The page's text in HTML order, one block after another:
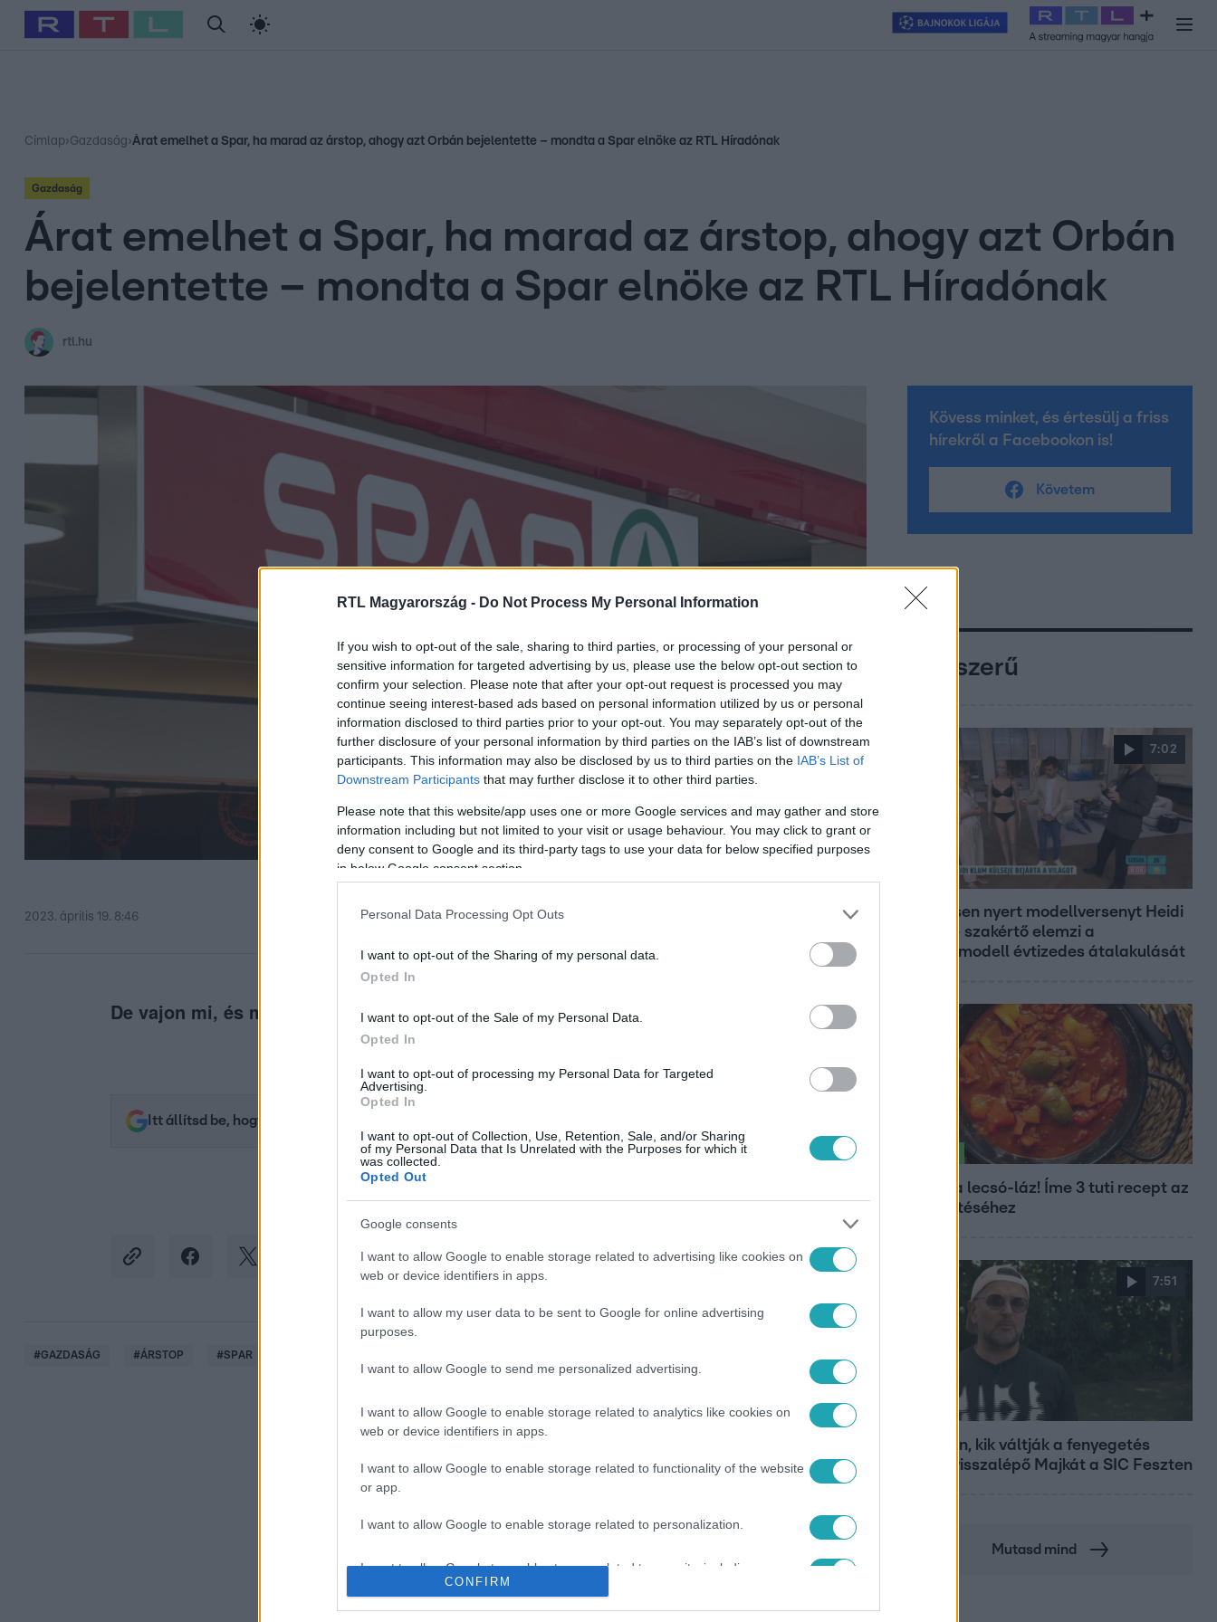
RTL Magyarország - Do Not Process My Personal Information
If you wish to opt-out of the sale, sharing to third parties, or processing of your personal or
sensitive information for targeted advertising by us, please use the below opt-out section to
confirm your selection. Please note that after your opt-out request is processed you may
continue seeing interest-based ads based on personal information utilized by us or personal
information disclosed to third parties prior to your opt-out. You may separately opt-out of the
further disclosure of your personal information by third parties on the IAB’s list of downstream
participants. This information may also be disclosed by us to third parties on the IAB’s List of
Downstream Participants that may further disclose it to other third parties.
Please note that this website/app uses one or more Google services and may gather and store
information including but not limited to your visit or usage behaviour. You may click to grant or
deny consent to Google and its third-party tags to use your data for below specified purposes
in below Google consent section.
Personal Data Processing Opt Outs
I want to opt-out of the Sharing of my personal data.
Opted In
I want to opt-out of the Sale of my Personal Data.
Opted In
I want to opt-out of processing my Personal Data for Targeted
Advertising.
Opted In
I want to opt-out of Collection, Use, Retention, Sale, and/or Sharing
of my Personal Data that Is Unrelated with the Purposes for which it
was collected.
Opted Out
Google consents
I want to allow Google to enable storage related to advertising like cookies on
web or device identifiers in apps.
I want to allow my user data to be sent to Google for online advertising
purposes.
I want to allow Google to send me personalized advertising.
I want to allow Google to enable storage related to analytics like cookies on
web or device identifiers in apps.
I want to allow Google to enable storage related to functionality of the website
or app.
I want to allow Google to enable storage related to personalization.
I want to allow Google to enable storage related to security, including
authentication functionality and fraud prevention, and other user protection.
CONFIRM
Babits Marcella Szellő István Most Wanted Exek csatája 2026 Celeb vagyok, ments ki innen
Címlap›Gazdaság›Árat emelhet a Spar, ha marad az árstop, ahogy azt Orbán bejelentette – mondta a Spar elnöke az RTL Híradónak
Gazdaság
Árat emelhet a Spar, ha marad az árstop, ahogy azt Orbán
bejelentette – mondta a Spar elnöke az RTL Híradónak
rtl.hu
2023. április 19. 8:46
De vajon mi, és mennyire drágulhat?
Itt állítsd be, hogy az RTL.hu az elsők között legyen a Google-találatokban!
#GAZDASÁG #ÁRSTOP #SPAR
Kövess minket, és értesülj a friss
hírekről a Facebookon is!
Követem
Népszerű
7:02
19 évesen nyert modellversenyt Heidi
Klum – szakértő elemzi a
szupermodell évtizedes átalakulását
Kitört a lecsó-láz! Íme 3 tuti recept az
elkészítéséhez
7:51
Megvan, kik váltják a fenyegetés
miatt visszalépő Majkát a SIC Feszten
Mutasd mind